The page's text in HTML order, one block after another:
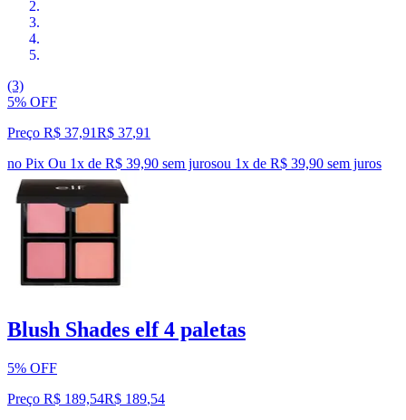
(3)
5% OFF
Preço R$ 37,91R$ 37,91
no Pix Ou 1x de R$ 39,90 sem jurosou 1x de R$ 39,90 sem juros
Blush Shades elf 4 paletas
5% OFF
Preço R$ 189,54R$ 189,54